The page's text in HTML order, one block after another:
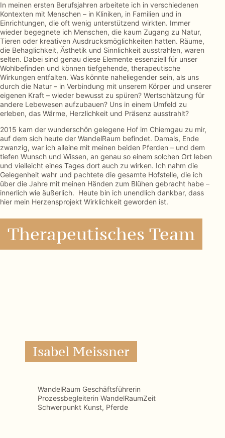
In meinen ersten Berufsjahren arbeitete ich in verschiedenen
Kontexten mit Menschen – in Kliniken, in Familien und in
Einrichtungen, die oft wenig unterstützend wirkten. Immer
wieder begegnete ich Menschen, die kaum Zugang zu Natur,
Tieren oder kreativen Ausdrucksmöglichkeiten hatten. Räume,
die Behaglichkeit, Ästhetik und Sinnlichkeit ausstrahlen, waren
selten. Dabei sind genau diese Elemente essenziell für unser
Wohlbefinden und können tiefgehende, therapeutische
Wirkungen entfalten. Was könnte naheliegender sein, als uns
durch die Natur – in Verbindung mit unserem Körper und unserer
eigenen Kraft – wieder bewusst zu spüren? Wertschätzung für
andere Lebewesen aufzubauen? Uns in einem Umfeld zu
erleben, das Wärme, Herzlichkeit und Präsenz ausstrahlt?
2015 kam der wunderschön gelegene Hof im Chiemgau zu mir,
auf dem sich heute der WandelRaum befindet. Damals, Ende
zwanzig, war ich alleine mit meinen beiden Pferden – und dem
tiefen Wunsch und Wissen, an genau so einem solchen Ort leben
und vielleicht eines Tages dort auch zu wirken. Ich nahm die
Gelegenheit wahr und pachtete die gesamte Hofstelle, die ich
über die Jahre mit meinen Händen zum Blühen gebracht habe –
innerlich wie äußerlich. Heute bin ich unendlich dankbar, dass
hier mein Herzensprojekt Wirklichkeit geworden ist.
Therapeutisches Team
Schwerpunkt Kunst, Pferde
Jutta Tomandl